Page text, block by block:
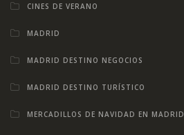
CINES DE VERANO
MADRID
MADRID DESTINO NEGOCIOS
MADRID DESTINO TURÍSTICO
MERCADILLOS DE NAVIDAD EN MADRID